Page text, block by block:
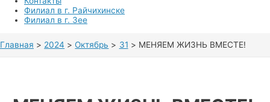
Филиал в г. Райчихинске
Филиал в г. Зее
Главная 2024 Октябрь 31 МЕНЯЕМ ЖИЗНЬ ВМЕСТЕ!